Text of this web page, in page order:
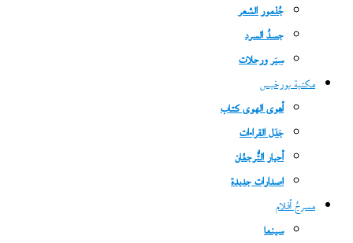
جُذمور الشعر
جسدُ السرد
سِيَر ورحلات
مكتبة بورخيس
أهوى الهوى كتاب
جَدَل القراءات
أحبار التُّرجمُان
اصدارات جديدة
مسرحُ أفلام
سينما